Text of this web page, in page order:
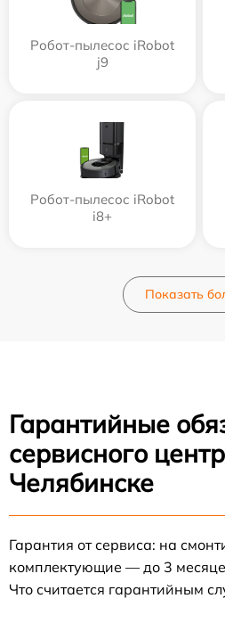
Робот-пылесос iRobot
j9
Робот-пылесос iRobot
i8+
Показать
Гарантийные
сервисного
Челябинске
Гарантия от сервиса: на
комплектующие — до 3
Что считается гарантийным